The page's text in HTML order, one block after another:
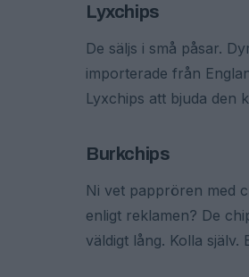
Lyxchips
De säljs i små påsar.
importerade från
Lyxchips att bjuda den
Burkchips
Ni vet papprören med
enligt reklamen? De
väldigt lång. Kolla